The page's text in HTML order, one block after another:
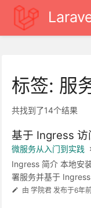
标签: 服
共找到了14个结果
基于 Ingress
微服务从入门到实践
Ingress 简介 本地安
署服务并基于
由 学院君 发布于6年